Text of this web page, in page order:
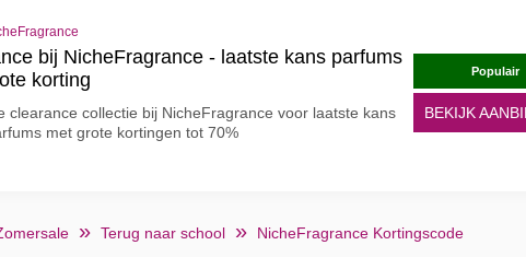
bij NicheFragrance - laatste kans parfums
korting
clearance collectie bij NicheFragrance voor laatste kans
met grote kortingen tot 70%
Populair
BEKIJK
Terug naar school NicheFragrance Kortingscode